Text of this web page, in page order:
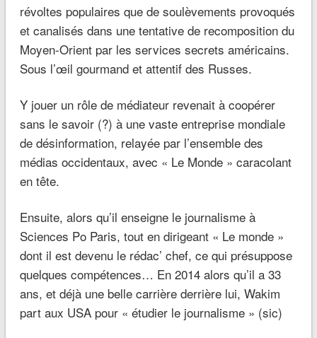
révoltes populaires que de soulèvements provoqués
et canalisés dans une tentative de recomposition du
Moyen-Orient par les services secrets américains.
Sous l’œil gourmand et attentif des Russes.
Y jouer un rôle de médiateur revenait à coopérer
sans le savoir (?) à une vaste entreprise mondiale
de désinformation, relayée par l’ensemble des
médias occidentaux, avec « Le Monde » caracolant
en tête.
Ensuite, alors qu’il enseigne le journalisme à
Sciences Po Paris, tout en dirigeant « Le monde »
dont il est devenu le rédac’ chef, ce qui présuppose
quelques compétences… En 2014 alors qu’il a 33
ans, et déjà une belle carrière derrière lui, Wakim
part aux USA pour « étudier le journalisme » (sic)